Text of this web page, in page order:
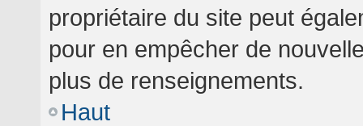
propriétaire du site peut
pour en empêcher de
plus de renseignements.
Haut